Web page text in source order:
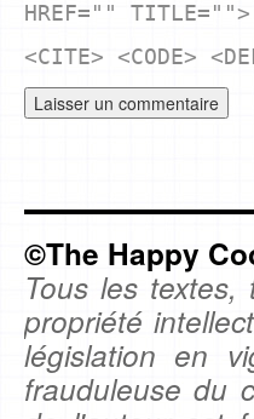
HREF="" TITLE="">
<CITE> <CODE>
©The Happy
Tous les
propriété
législation en
frauduleuse du